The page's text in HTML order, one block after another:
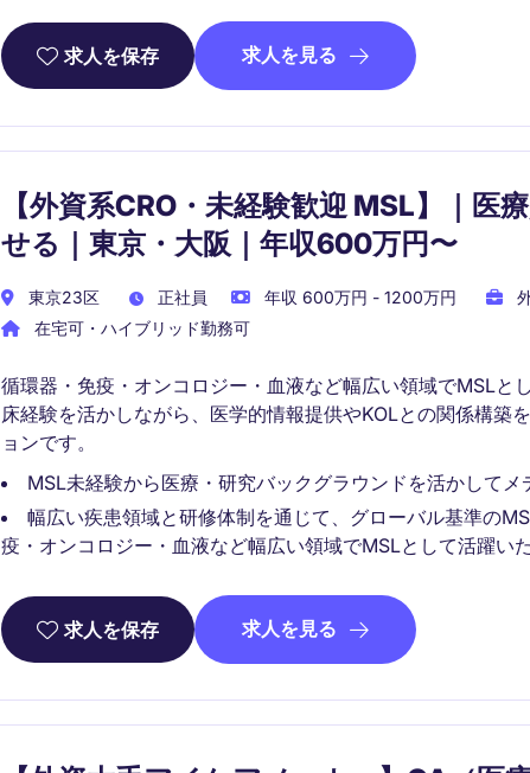
求人を保存 求人を見る
【外資系CRO・未経験歓迎 MSL】｜医
せる｜東京・大阪｜年収600万円〜
東京23区 正社員 年収 600万円 - 1200万円
在宅可・ハイブリッド勤務可
循環器・免疫・オンコロジー・血液など幅広い領域でMSLと
床経験を活かしながら、医学的情報提供やKOLとの関係構築
ョンです。
MSL未経験から医療・研究バックグラウンドを活かして
幅広い疾患領域と研修体制を通じて、グローバル基準の
疫・オンコロジー・血液など幅広い領域でMSLとして活躍い
求人を保存 求人を見る